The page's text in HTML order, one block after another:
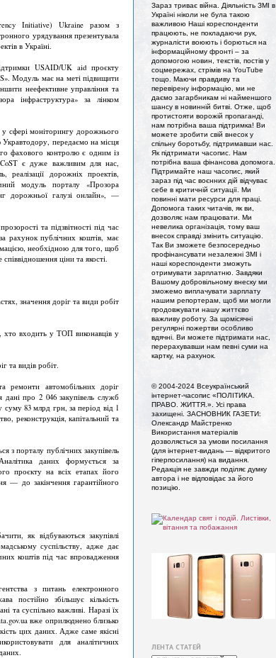
Initiative) Ukraine разом з
урядування презентувала
в Україні.
USAID/UK aid проєкту
Модуль має на меті підвищити
неефективне управління та
інфраструктура» за лінком
у сфері моніторингу дорожнього
передаємо на місця
фахового контролю є одним із
є дуже важливим для нас,
реалізації дорожніх проектів,
модуль порталу «Прозора
дорожньої галузі онлайн», —
та підзвітності під час
рахунок публічних коштів, має
необхідною для того, щоб
ціни та якості.
значення доріг та види робіт
хто входить у ТОП виконавців у
та видів робіт.
ремонти автомобільних доріг
дані про 2 046 закупівель служб
суму 83 млрд грн, за період від 1
реконструкція, капітальний та
з порталу публічних закупівель
даних формується за
проєкту на всіх етапах його
— до закінчення гарантійного
як відбуваються закупівлі
суспільству, адже дає
коштів під час впровадження
з питань електронного
постійно збільшує кількість
та суспільно важливі. Наразі їх
вже оприлюднено близько
цих даних. Адже саме якісні
для аналітичних
Зараз триває війна. Діяльність ЗМІ в
Україні ніколи не була такою
важливою Наші кореспонденти
працюють, не покладаючи рук,
журналісти воюють і борються на
інформаційному фронті – за
допомогою новин, текстів, постів у
соцмережах, стрімів на YouTube
тощо. Маючи правдиву та
перевірену інформацію, ми не
даємо загарбникам ні найменшого
шансу в новинній битві. Отже, щоб
протистояти ворожій пропаганді,
нам потрібна ваша підтримка! Ви
можете зробити свій внесок у
спільну боротьбу, підтримавши нас.
Як підтримати часопис. Нам
потрібна ваша фінансова допомога.
Підтримайте наш часопис, який
зараз під час воєнних дій відчуває
себе в критичній ситуації. Ми
повинні мати ресурси для праці.
Допомога таких читачів, як ви,
дозволяє нам працювати. Ми
невелика організація, тому ваш
внесок справді змінить ситуацію.
Так Ви зможете безпосередньо
профінансувати незалежні ЗМІ і
наші кореспонденти зможуть
отримувати зарплатню. Завдяки
Вашому добровільному внеску ми
зможемо виплачувати зарплату
нашим репортерам, щоб ми могли
продовжувати нашу життєво
важливу роботу. За щомісячні
регулярні пожертви особливо
вдячні. Ви можете підтримати нас,
перерахувавши нам певні суми на
картку, на рахунок.
© 2004-2024 Всеукраїнський
інтернет-часопис «ПОЛІТИКА.
ПРАВО. ЖИТТЯ.». Усi права
захищенi. ЗАСНОВНИК ГАЗЕТИ:
Олександр Майстренко
Використання матеріалів
дозволяється за умови посилання
(для інтернет-видань — відкритого
гіперпосилання) на видання.
Редакція не завжди поділяє думку
автора і не відповідає за його
позицію.
ЛЕНТА СТАТЕЙ